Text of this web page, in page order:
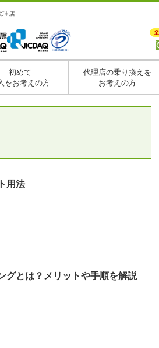
理店
初めて
をお考えの方
代理店の乗り換えを
お考えの方
用法
グとは？メリットや手順を解説